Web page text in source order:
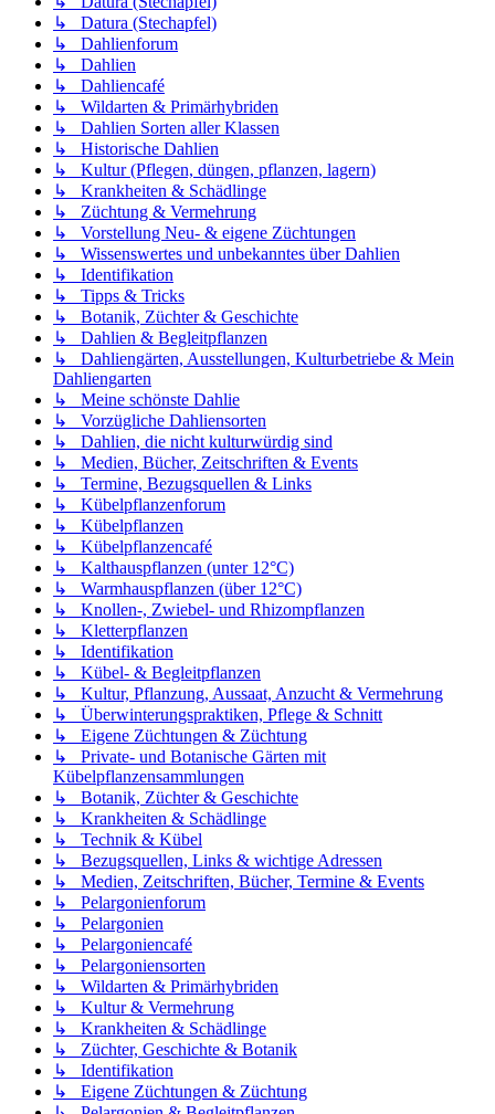
↳ Datura (Stechapfel)
↳ Dahlienforum
↳ Dahlien
↳ Dahliencafé
↳ Wildarten & Primärhybriden
↳ Dahlien Sorten aller Klassen
↳ Historische Dahlien
↳ Kultur (Pflegen, düngen, pflanzen, lagern)
↳ Krankheiten & Schädlinge
↳ Züchtung & Vermehrung
↳ Vorstellung Neu- & eigene Züchtungen
↳ Wissenswertes und unbekanntes über Dahlien
↳ Identifikation
↳ Tipps & Tricks
↳ Botanik, Züchter & Geschichte
↳ Dahlien & Begleitpflanzen
↳ Dahliengärten, Ausstellungen, Kulturbetriebe & Mein
Dahliengarten
↳ Meine schönste Dahlie
↳ Vorzügliche Dahliensorten
↳ Dahlien, die nicht kulturwürdig sind
↳ Medien, Bücher, Zeitschriften & Events
↳ Termine, Bezugsquellen & Links
↳ Kübelpflanzenforum
↳ Kübelpflanzen
↳ Kübelpflanzencafé
↳ Kalthauspflanzen (unter 12°C)
↳ Warmhauspflanzen (über 12°C)
↳ Knollen-, Zwiebel- und Rhizompflanzen
↳ Kletterpflanzen
↳ Identifikation
↳ Kübel- & Begleitpflanzen
↳ Kultur, Pflanzung, Aussaat, Anzucht & Vermehrung
↳ Überwinterungspraktiken, Pflege & Schnitt
↳ Eigene Züchtungen & Züchtung
↳ Private- und Botanische Gärten mit
Kübelpflanzensammlungen
↳ Botanik, Züchter & Geschichte
↳ Krankheiten & Schädlinge
↳ Technik & Kübel
↳ Bezugsquellen, Links & wichtige Adressen
↳ Medien, Zeitschriften, Bücher, Termine & Events
↳ Pelargonienforum
↳ Pelargonien
↳ Pelargoniencafé
↳ Pelargoniensorten
↳ Wildarten & Primärhybriden
↳ Kultur & Vermehrung
↳ Krankheiten & Schädlinge
↳ Züchter, Geschichte & Botanik
↳ Identifikation
↳ Eigene Züchtungen & Züchtung